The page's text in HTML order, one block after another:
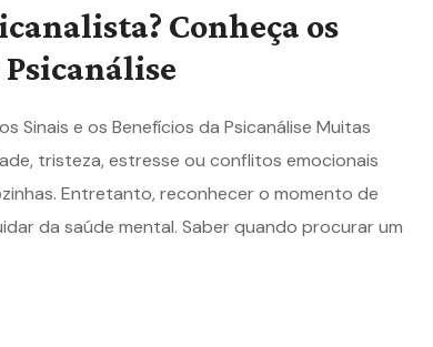
Conheça os
Psicanálise
Sinais e os Benefícios da Psicanálise Muitas
tristeza, estresse ou conflitos emocionais
Entretanto, reconhecer o momento de
da saúde mental. Saber quando procurar um